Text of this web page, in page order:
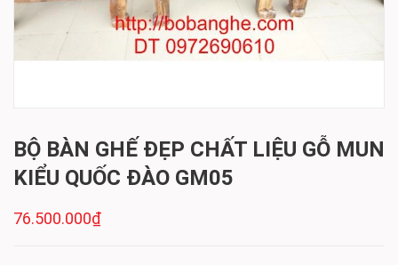
BỘ BÀN GHẾ ĐẸP CHẤT LIỆU GỖ MUN
KIỂU QUỐC ĐÀO GM05
76.500.000₫